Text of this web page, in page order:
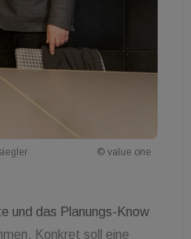
© value one
und das Planungs-Know
Konkret soll eine